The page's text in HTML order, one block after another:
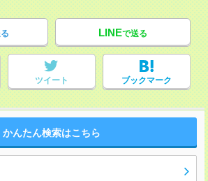
LINEで送る
ツイート ブックマーク
かんたん検索はこちら